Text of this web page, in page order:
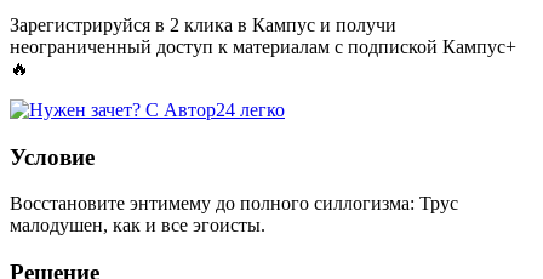
Зарегистрируйся в 2 клика в Кампус и получи
неограниченный доступ к материалам с подпиской Кампус+
🔥
Условие
Восстановите энтимему до полного силлогизма: Трус
малодушен, как и все эгоисты.
Решение